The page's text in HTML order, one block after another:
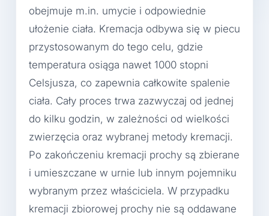
obejmuje m.in. umycie i odpowiednie
ułożenie ciała. Kremacja odbywa się w piecu
przystosowanym do tego celu, gdzie
temperatura osiąga nawet 1000 stopni
Celsjusza, co zapewnia całkowite spalenie
ciała. Cały proces trwa zazwyczaj od jednej
do kilku godzin, w zależności od wielkości
zwierzęcia oraz wybranej metody kremacji.
Po zakończeniu kremacji prochy są zbierane
i umieszczane w urnie lub innym pojemniku
wybranym przez właściciela. W przypadku
kremacji zbiorowej prochy nie są oddawane